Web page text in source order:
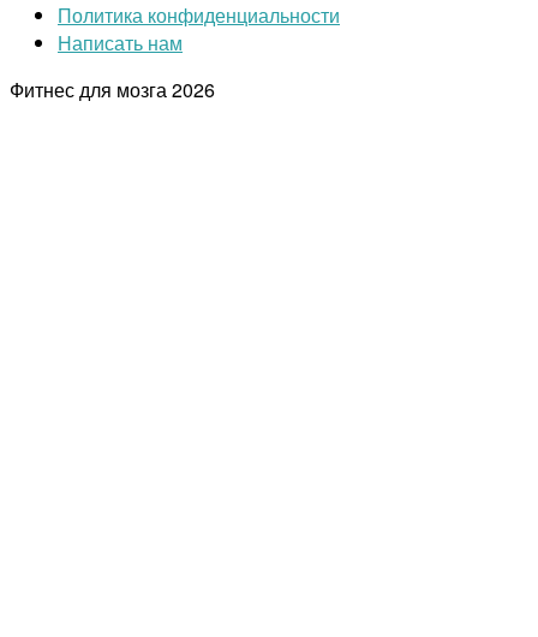
Политика конфиденциальности
Написать нам
Фитнес для мозга2026